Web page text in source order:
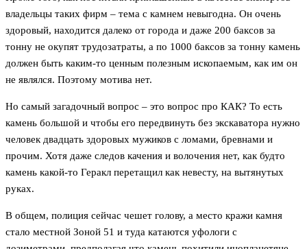
владельцы таких фирм – тема с камнем невыгодна. Он очень
здоровый, находится далеко от города и даже 200 баксов за
тонну не окупят трудозатраты, а по 1000 баксов за тонну камень
должен быть каким-то ценным полезным ископаемым, как им он
не являлся. Поэтому мотива нет.
Но самый загадочный вопрос – это вопрос про КАК? То есть
камень большой и чтобы его передвинуть без экскаватора нужно
человек двадцать здоровых мужиков с ломами, бревнами и
прочим. Хотя даже следов качения и волочения нет, как будто
камень какой-то Геракл перетащил как невесту, на вытянутых
руках.
В общем, полиция сейчас чешет голову, а место кражи камня
стало местной Зоной 51 и туда катаются уфологи с